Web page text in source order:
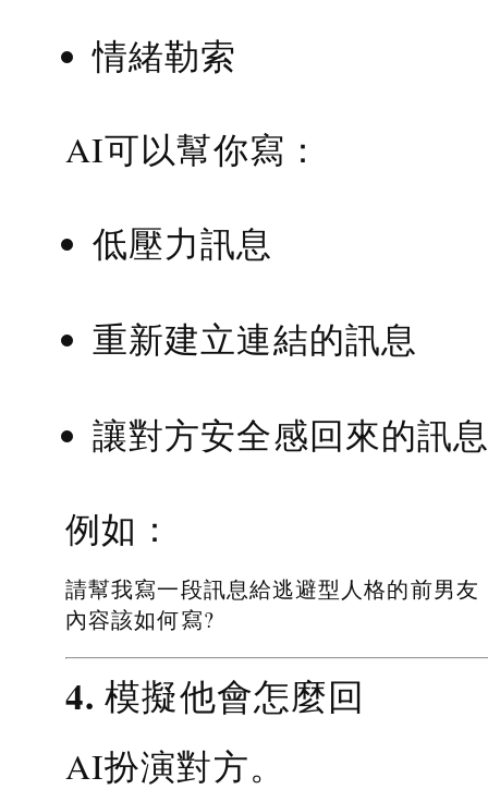
情緒勒索
AI可以幫你寫：
低壓力訊息
重新建立連結的訊息
讓對方安全感回來的訊
例如：
請幫我寫一段訊息給逃避型人格的前男友
內容該如何寫?
4. 模擬他會怎麼回
AI扮演對方。